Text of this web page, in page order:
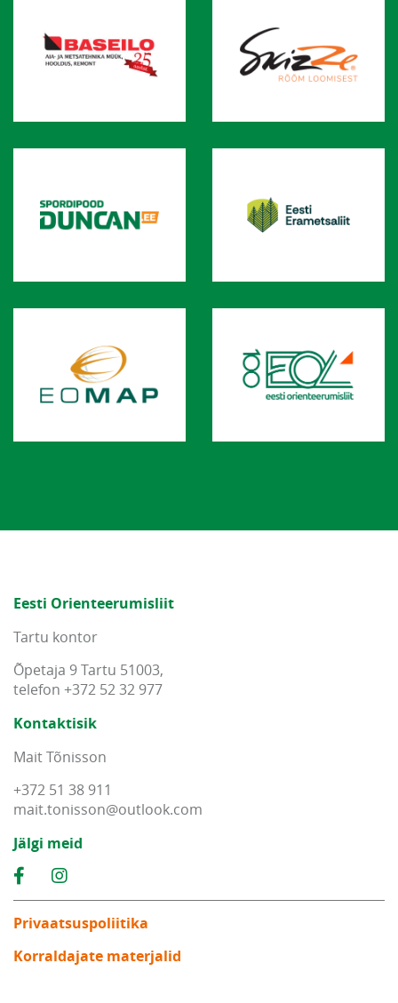
Eesti Orienteerumisliit
Tartu kontor
Õpetaja 9 Tartu 51003,
telefon +372 52 32 977
Kontaktisik
Mait Tõnisson
+372 51 38 911
mait.tonisson@outlook.com
Jälgi meid
Privaatsuspoliitika
Korraldajate materjalid